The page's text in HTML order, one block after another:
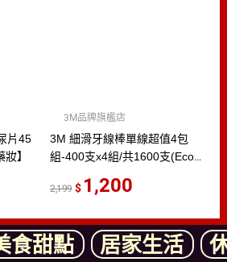
片45
】
3M 細滑牙線棒單線超值4包
組-400支x4組/共1600支(Eco永
3M品牌旗艦店
2,199 1,200
食甜點 居家生活